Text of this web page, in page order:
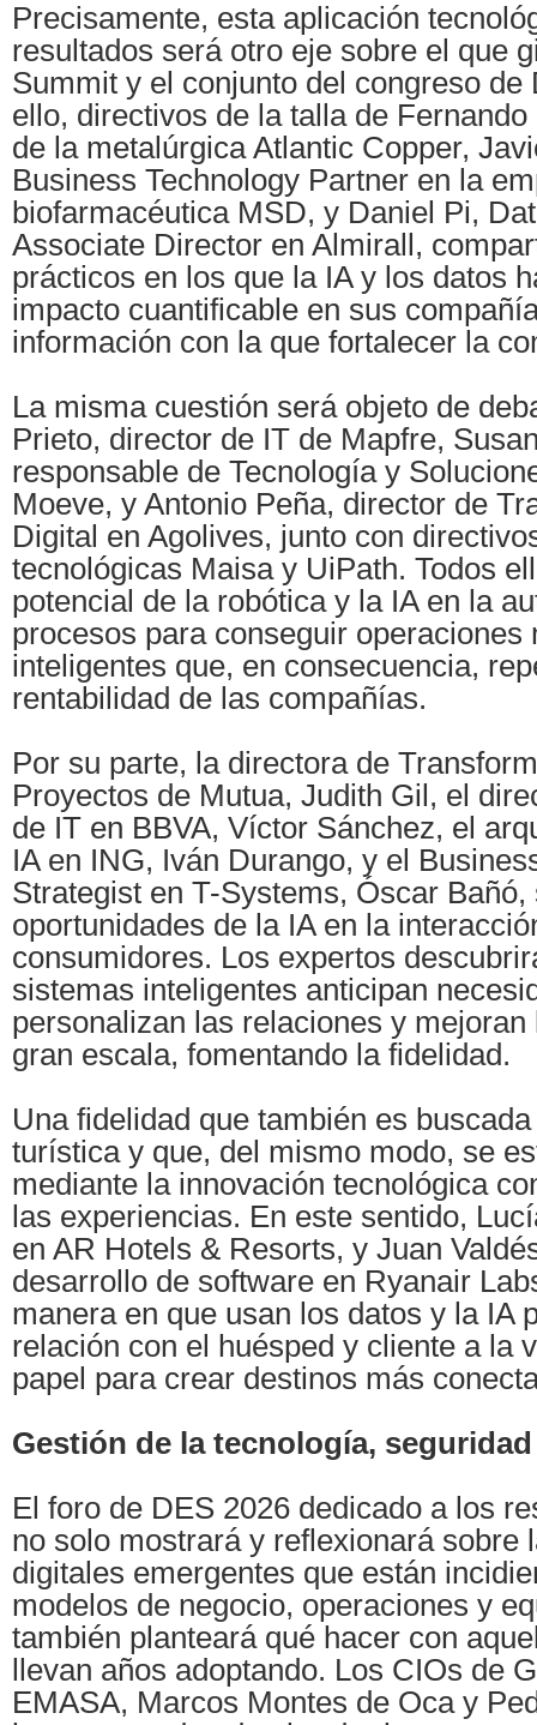
Precisamente, esta aplicación
resultados será otro eje sobre el que
Summit y el conjunto del congreso de
ello, directivos de la talla de
de la metalúrgica Atlantic Copper,
Business Technology Partner en la
biofarmacéutica MSD, y Daniel Pi,
Associate Director en Almirall,
prácticos en los que la IA y los datos
impacto cuantificable en sus
información con la que fortalecer la
La misma cuestión será objeto de
Prieto, director de IT de Mapfre,
responsable de Tecnología y
Moeve, y Antonio Peña, director de
Digital en Agolives, junto con
tecnológicas Maisa y UiPath. Todos
potencial de la robótica y la IA en la
procesos para conseguir operaciones
inteligentes que, en consecuencia,
rentabilidad de las compañías.
Por su parte, la directora de
Proyectos de Mutua, Judith Gil, el
de IT en BBVA, Víctor Sánchez, el
IA en ING, Iván Durango, y el
Strategist en T-Systems, Óscar
oportunidades de la IA en la
consumidores. Los expertos
sistemas inteligentes anticipan
personalizan las relaciones y
gran escala, fomentando la fidelidad.
Una fidelidad que también es
turística y que, del mismo modo, se
mediante la innovación tecnológica
las experiencias. En este sentido,
en AR Hotels & Resorts, y Juan
desarrollo de software en Ryanair
manera en que usan los datos y la IA
relación con el huésped y cliente a la
papel para crear destinos más
Gestión de la tecnología,
El foro de DES 2026 dedicado a los
no solo mostrará y reflexionará sobre
digitales emergentes que están
modelos de negocio, operaciones y
también planteará qué hacer con
llevan años adoptando. Los CIOs de
EMASA, Marcos Montes de Oca y